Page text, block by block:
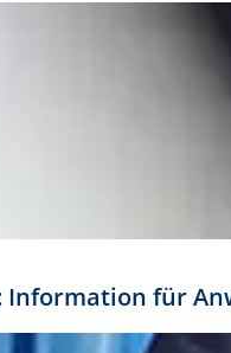
Information für